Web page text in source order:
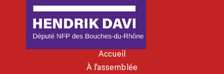
Accueil
À l’assemblée